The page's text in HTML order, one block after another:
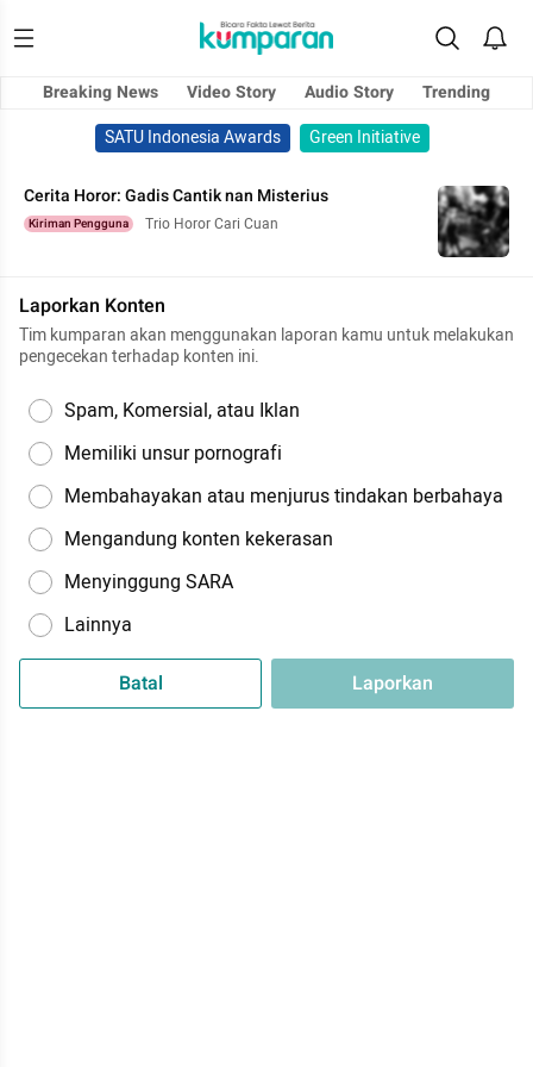
Breaking News Video Story Audio Story
Trending
SATU Indonesia Awards
Green Initiative
Cerita Horor: Gadis Cantik nan Misterius
Kiriman Pengguna Trio Horor Cari Cuan
Laporkan Konten
Tim kumparan akan menggunakan laporan kamu untuk melakukan
pengecekan terhadap konten ini.
Spam, Komersial, atau Iklan
Memiliki unsur pornografi
Membahayakan atau menjurus tindakan berbahaya
Mengandung konten kekerasan
Menyinggung SARA
Lainnya
Batal Laporkan